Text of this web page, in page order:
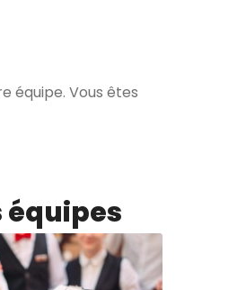
équipe. Vous êtes